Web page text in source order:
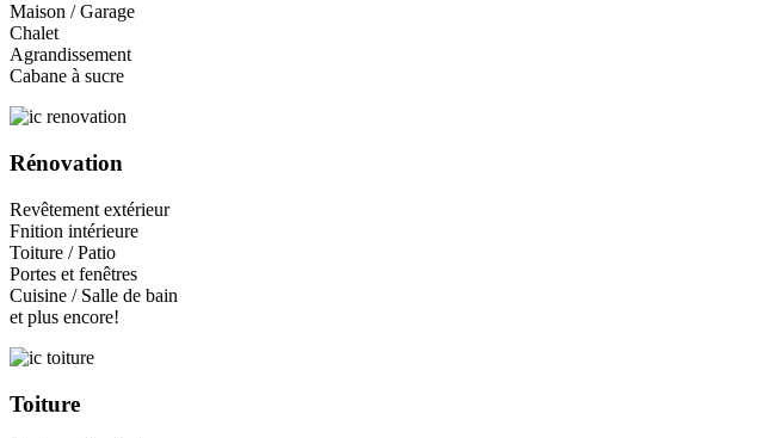
Maison / Garage
Chalet
Agrandissement
Cabane à sucre
Rénovation
Revêtement extérieur
Fnition intérieure
Toiture / Patio
Portes et fenêtres
Cuisine / Salle de bain
et plus encore!
Toiture